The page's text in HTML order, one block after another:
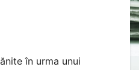
în urma unui